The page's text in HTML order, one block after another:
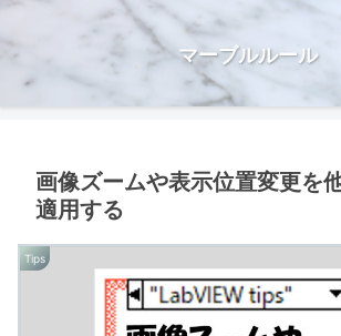
マーブルルール
画像ズームや表示位置変更を
適用する
Tips